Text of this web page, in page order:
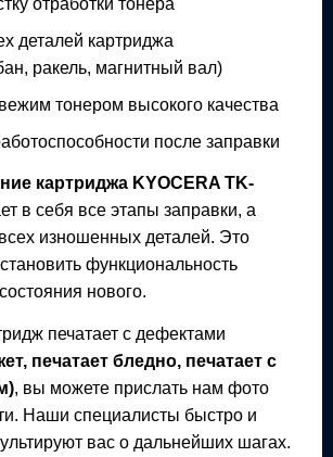
деталей картриджа
ракель, магнитный вал)
тонером высокого качества
после заправки
картриджа KYOCERA TK-
в себя все этапы заправки, а
изношенных деталей. Это
функциональность
нового.
печатает с дефектами
печатает бледно, печатает с
, вы можете прислать нам фото
Наши специалисты быстро и
вас о дальнейших шагах.